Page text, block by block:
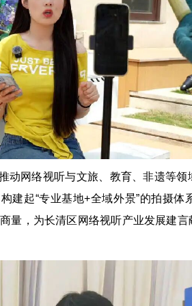
动网络视听与文旅、教育、非遗等
建起“专业基地+全域外景”的拍摄体
量，为长清区网络视听产业发展建